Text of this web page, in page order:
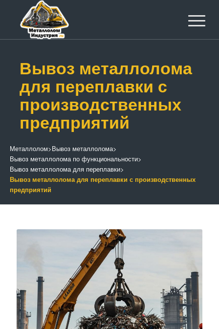
Вывоз металлолома
для переплавки с
производственных
предприятий
Металлолом>Вывоз металлолома>
Вывоз металлолома по функциональности>
Вывоз металлолома для переплавки>
Вывоз металлолома для переплавки с производственных
предприятий